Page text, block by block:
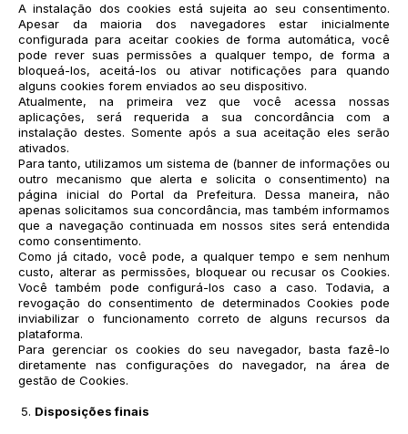
A instalação dos cookies está sujeita ao seu consentimento.
Apesar da maioria dos navegadores estar inicialmente
configurada para aceitar cookies de forma automática, você
pode rever suas permissões a qualquer tempo, de forma a
bloqueá-los, aceitá-los ou ativar notificações para quando
alguns cookies forem enviados ao seu dispositivo.
Atualmente, na primeira vez que você acessa nossas
aplicações, será requerida a sua concordância com a
instalação destes. Somente após a sua aceitação eles serão
ativados.
Para tanto, utilizamos um sistema de (banner de informações ou
outro mecanismo que alerta e solicita o consentimento) na
página inicial do Portal da Prefeitura. Dessa maneira, não
apenas solicitamos sua concordância, mas também informamos
que a navegação continuada em nossos sites será entendida
como consentimento.
Como já citado, você pode, a qualquer tempo e sem nenhum
custo, alterar as permissões, bloquear ou recusar os Cookies.
Você também pode configurá-los caso a caso. Todavia, a
revogação do consentimento de determinados Cookies pode
inviabilizar o funcionamento correto de alguns recursos da
plataforma.
Para gerenciar os cookies do seu navegador, basta fazê-lo
diretamente nas configurações do navegador, na área de
gestão de Cookies.
Disposições finais